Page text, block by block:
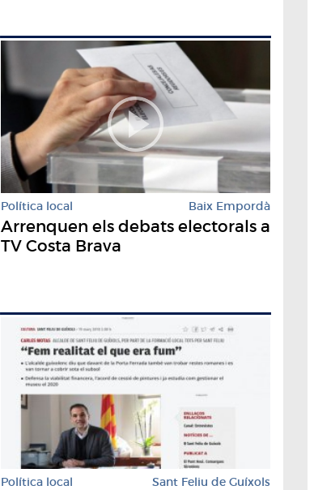
Política local Baix Empordà
Arrenquen els debats electorals a
TV Costa Brava
Política local Sant Feliu de Guíxols